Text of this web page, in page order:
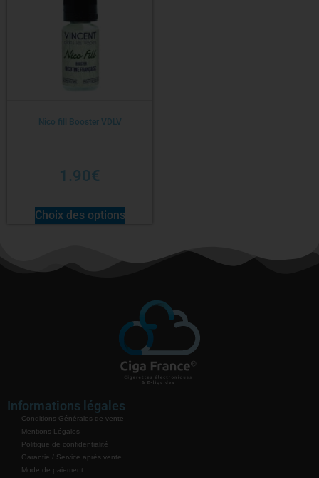
Nico fill Booster VDLV
1.90€
Choix des options
Informations légales
Conditions Générales de vente
Mentions Légales
Politique de confidentialité
Garantie / Service après vente
Mode de paiement